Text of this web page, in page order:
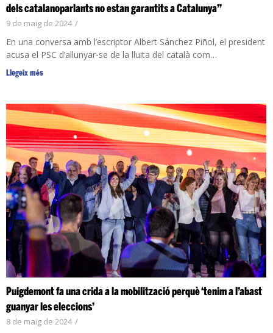
dels catalanoparlants no estan garantits a Catalunya”
9 de maig de 2024 /
En una conversa amb l’escriptor Albert Sánchez Piñol, el president
acusa el PSC d’allunyar-se de la lluita del català com…
Llegeix més
Puigdemont fa una crida a la mobilització perquè ‘tenim a l’abast
guanyar les eleccions’
8 de maig de 2024 /